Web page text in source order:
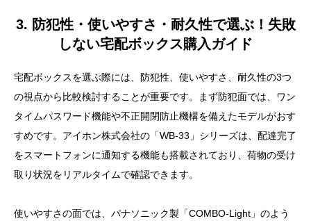
3. 防犯性・使いやすさ・耐久性で選ぶ！失敗
しない宅配ボックス購入ガイド
宅配ボックスを選ぶ際には、防犯性、使いやすさ、耐久性の3つ
の視点から比較検討することが重要です。まず防犯面では、ワン
タイムパスワード機能や不正開閉防止機構を備えたモデルがおす
すめです。アイホン株式会社の「WB-33」シリーズは、配達完了
をスマートフォンに通知する機能も搭載されており、荷物の受け
取り状況をリアルタイムで確認できます。
使いやすさの面では、パナソニック製「COMBO-Light」のよう
目次